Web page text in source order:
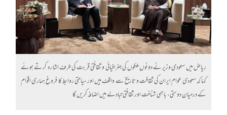
ریاض میں سعودی وزیر نے دونوں ملکوں کی جغرافیائی و ثقافتی قربت کی طرف اشارہ کرتے ہوئے
کہا کہ سعودی عوام ایران کی ثقافت و تاریخ سے واقف ہیں اور سیاحتی روابط کا فروغ ہماری اقوام
کے درمیان دوستی، باہمی شناخت اور ثقافتی تبادلے میں اضافہ کریں گا